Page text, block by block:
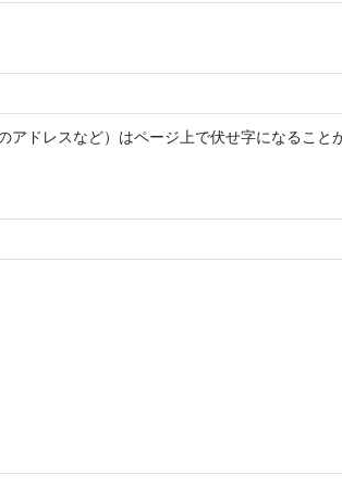
ドレスなど）はページ上で伏せ字になること